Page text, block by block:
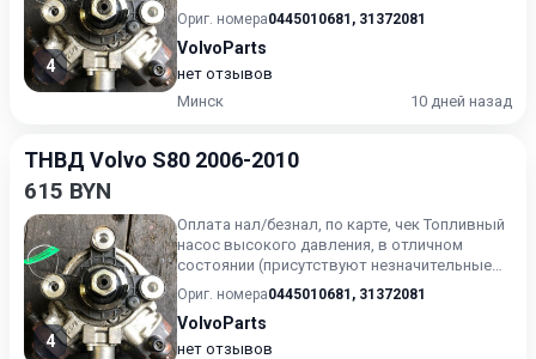
4
следы эксплуатации). Г...
Ориг. номера0445010681 , 31372081
VolvoParts
нет отзывов
Минск
10 дней назад
ТНВД Volvo S80 2006-2010
615 BYN
4
Оплата нал/безнал, по карте, чек Топливный
насос высокого давления, в отличном
состоянии (присутствуют незначительные
следы эксплуатации). Г...
Ориг. номера0445010681 , 31372081
VolvoParts
нет отзывов